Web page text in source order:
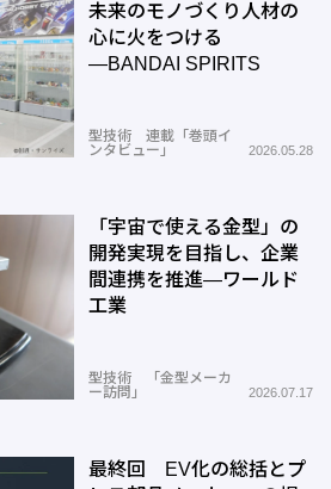
未来のモノづくり人材の
心に火をつける
―BANDAI SPIRITS
型技術 連載「巻頭イ
ンタビュー」
2026.05.28
「宇宙で使える金型」の
開発実現を目指し、企業
間連携を推進―ワールド
工業
型技術 「金型メーカ
ー訪問」
2026.07.17
最終回 EV化の総括とプ